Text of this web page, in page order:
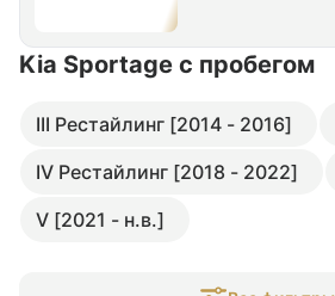
Kia Sportage с пробегом
III Рестайлинг [2014 - 2016]
IV Рестайлинг [2018 - 2022]
V [2021 - н.в.]